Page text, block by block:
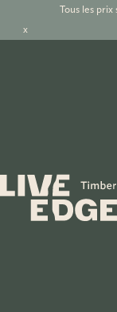
Tous les prix
x